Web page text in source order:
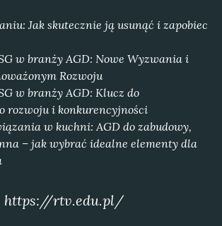
Jak skutecznie ją usunąć i zapobiec
w branży AGD: Nowe Wyzwania i
Rozwoju
w branży AGD: Klucz do
rozwoju i konkurencyjności
w kuchni: AGD do zabudowy,
– jak wybrać idealne elementy dla
https://rtv.edu.pl/